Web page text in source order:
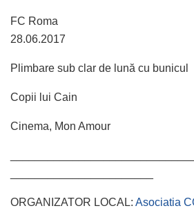
FC Roma
28.06.2017
Plimbare sub clar de lună cu
Copii lui Cain 20:00
Cinema, Mon Amour
ORGANIZATOR LOCAL: Asociatia